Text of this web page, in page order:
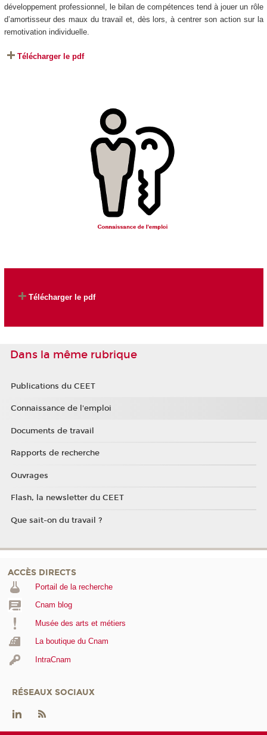
développement professionnel, le bilan de compétences tend à jouer un rôle
d’amortisseur des maux du travail et, dès lors, à centrer son action sur la
remotivation individuelle.
Télécharger le pdf
Télécharger le pdf
Dans la même rubrique
Publications du CEET
Connaissance de l'emploi
Documents de travail
Rapports de recherche
Ouvrages
Flash, la newsletter du CEET
Que sait-on du travail ?
ACCÈS DIRECTS
Portail de la recherche
Cnam blog
Musée des arts et métiers
La boutique du Cnam
IntraCnam
RÉSEAUX SOCIAUX